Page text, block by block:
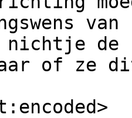
de
of ze